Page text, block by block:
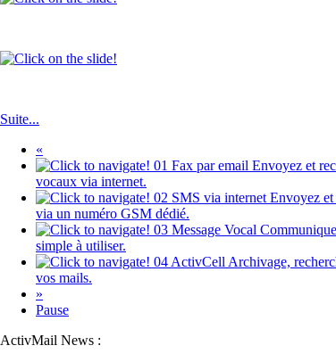
Suite...
«
01 Fax par email Envoyez et
vocaux via internet.
02 SMS via internet Envoyez
via un numéro GSM dédié.
03 Message Vocal
simple à utiliser.
04 ActivCell Archivage,
vos mails.
»
Pause
ActivMail News :